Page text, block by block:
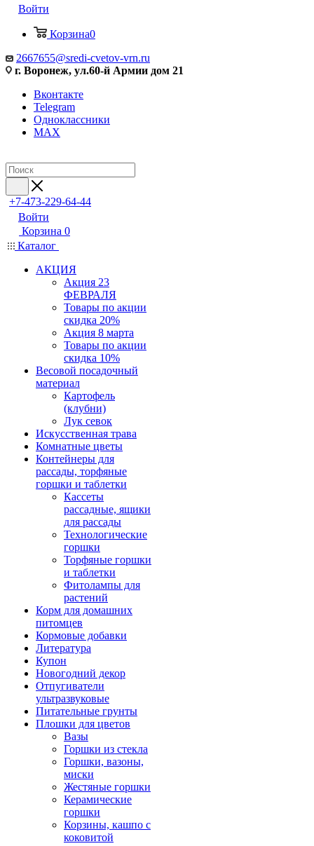
Войти
Корзина0
2667655@sredi-cvetov-vrn.ru
г. Воронеж, ул.60-й Армии дом 21
Вконтакте
Telegram
Одноклассники
MAX
+7-473-229-64-44
Войти
Корзина 0
Каталог
АКЦИЯ
Акция 23
ФЕВРАЛЯ
Товары по акции
скидка 20%
Акция 8 марта
Товары по акции
скидка 10%
Весовой посадочный
материал
Картофель
(клубни)
Лук севок
Искусственная трава
Комнатные цветы
Контейнеры для
рассады, торфяные
горшки и таблетки
Кассеты
рассадные, ящики
для рассады
Технологические
горшки
Торфяные горшки
и таблетки
Фитолампы для
растений
Корм для домашних
питомцев
Кормовые добавки
Литература
Купон
Новогодний декор
Отпугиватели
ультразвуковые
Питательные грунты
Плошки для цветов
Вазы
Горшки из стекла
Горшки, вазоны,
миски
Жестяные горшки
Керамические
горшки
Корзины, кашпо с
коковитой